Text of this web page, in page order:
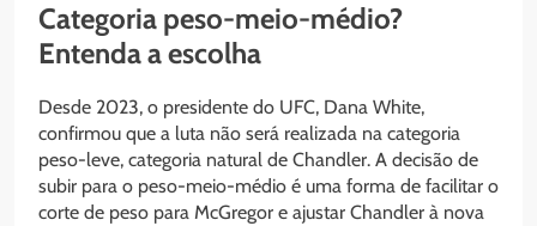
Categoria peso-meio-médio?
Entenda a escolha
Desde 2023, o presidente do UFC, Dana White,
confirmou que a luta não será realizada na categoria
peso-leve, categoria natural de Chandler. A decisão de
subir para o peso-meio-médio é uma forma de facilitar o
corte de peso para McGregor e ajustar Chandler à nova